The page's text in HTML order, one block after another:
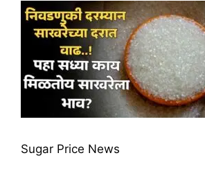
Sugar Price News